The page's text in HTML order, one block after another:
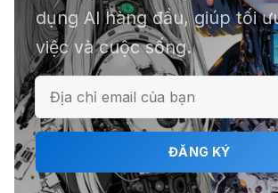
ℹ️ Napkin AI - Biến văn
infographic
🎗️ Logomaster.ai: Thiết
chuyên nghiệp trong 5
dụng AI hàng đầu, giúp tối
việc và cuộc sống.
ĐĂNG KÝ